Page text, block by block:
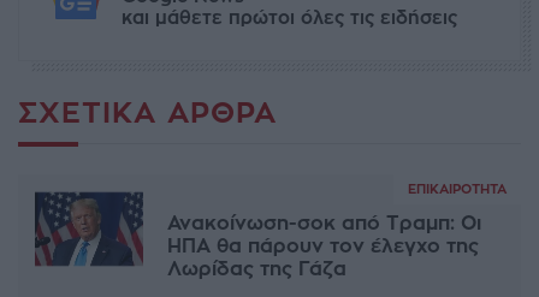
και μάθετε πρώτοι όλες τις ειδήσεις
ΣΧΕΤΙΚΆ ΆΡΘΡΑ
ΕΠΙΚΑΙΡΌΤΗΤΑ
Ανακοίνωση-σοκ από Τραμπ: Οι
ΗΠΑ θα πάρουν τον έλεγχο της
Λωρίδας της Γάζα